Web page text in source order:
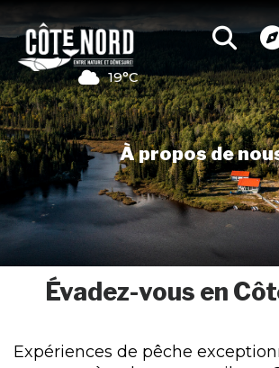
19°C
À propos de
Évadez-vous en
Expériences de pêche